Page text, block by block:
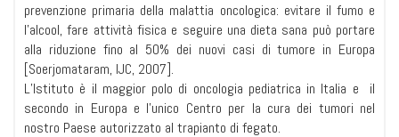
prevenzione primaria della malattia oncologica: evitare il fumo e
l’alcool, fare attività fisica e seguire una dieta sana può portare
alla riduzione fino al 50% dei nuovi casi di tumore in Europa
[Soerjomataram, IJC, 2007].
L’Istituto è il maggior polo di oncologia pediatrica in Italia e il
secondo in Europa e l’unico Centro per la cura dei tumori nel
nostro Paese autorizzato al trapianto di fegato.